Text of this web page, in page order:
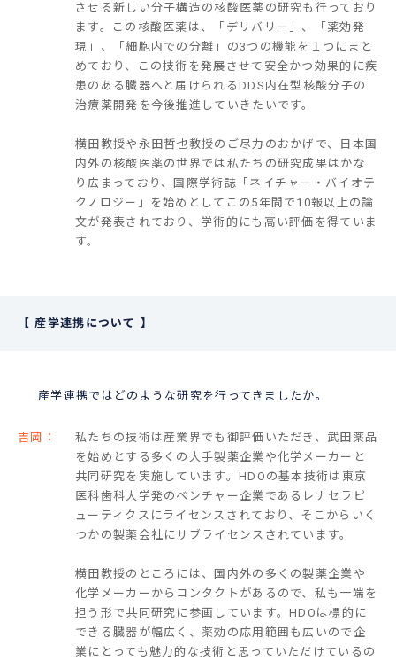
させる新しい分子構造の核酸医薬の研究も行っており
ます。この核酸医薬は、「デリバリー」、「薬効発
現」、「細胞内での分離」の3つの機能を１つにまと
めており、この技術を発展させて安全かつ効果的に疾
患のある臓器へと届けられるDDS内在型核酸分子の
治療薬開発を今後推進していきたいです。
横田教授や永田哲也教授のご尽力のおかげで、日本国
内外の核酸医薬の世界では私たちの研究成果はかな
り広まっており、国際学術誌「ネイチャー・バイオテ
クノロジー」を始めとしてこの5年間で10報以上の論
文が発表されており、学術的にも高い評価を得ていま
す。
産学連携について
産学連携ではどのような研究を行ってきましたか。
吉岡：
私たちの技術は産業界でも御評価いただき、武田薬品
を始めとする多くの大手製薬企業や化学メーカーと
共同研究を実施しています。HDOの基本技術は東京
医科歯科大学発のベンチャー企業であるレナセラピ
ューティクスにライセンスされており、そこからいく
つかの製薬会社にサブライセンスされています。
横田教授のところには、国内外の多くの製薬企業や
化学メーカーからコンタクトがあるので、私も一端を
担う形で共同研究に参画しています。HDOは標的に
できる臓器が幅広く、薬効の応用範囲も広いので企
業にとっても魅力的な技術と思っていただけているの